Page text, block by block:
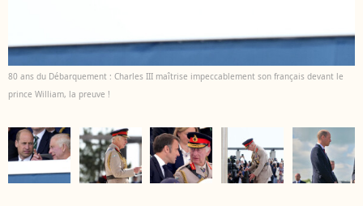
80 ans du Débarquement : Charles III maîtrise impeccablement son français devant le
prince William, la preuve !